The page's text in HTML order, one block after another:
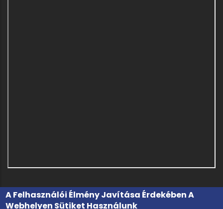
A Felhasználói Élmény Javítása Érdekében A
Webhelyen Sütiket Használunk